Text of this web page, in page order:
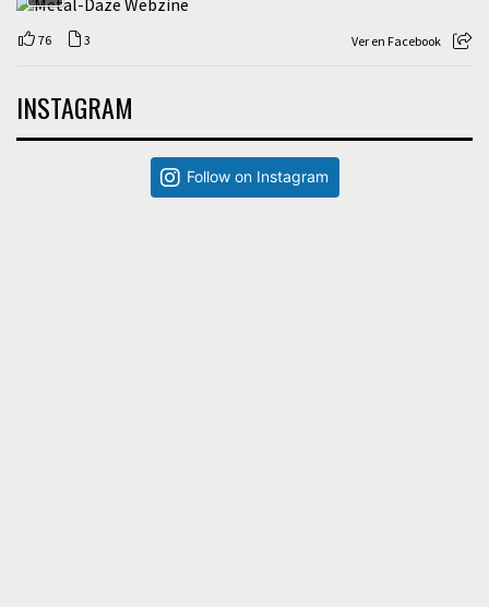
76 3 Ver en Facebook
INSTAGRAM
Follow on Instagram